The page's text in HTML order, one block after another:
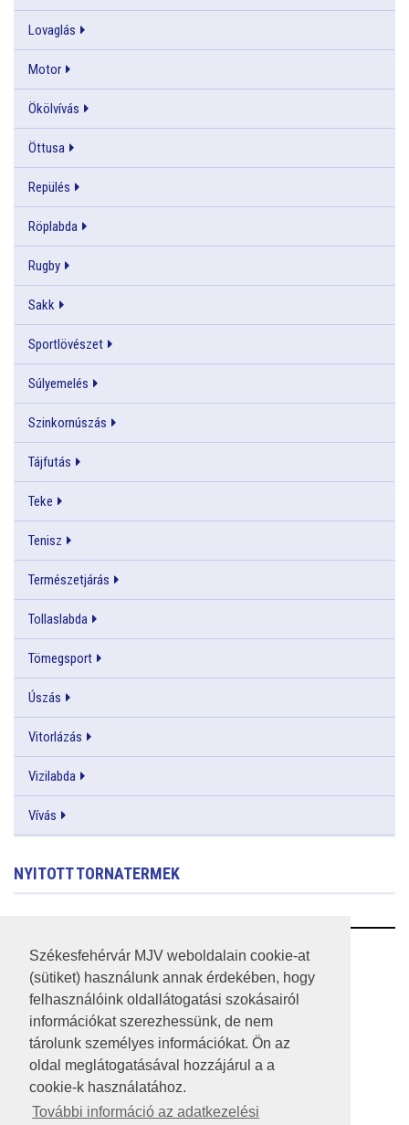
Székesfehérvár MJV weboldalain cookie-at
(sütiket) használunk annak érdekében, hogy
felhasználóink oldallátogatási szokásairól
információkat szerezhessünk, de nem
tárolunk személyes információkat. Ön az
oldal meglátogatásával hozzájárul a a
cookie-k használatához.
További információ az adatkezelési
Lovaglás
Motor
Ökölvívás
Öttusa
Repülés
Röplabda
Rugby
Sakk
Sportlövészet
Súlyemelés
Szinkornúszás
Tájfutás
Teke
Tenisz
Természetjárás
Tollaslabda
Tömegsport
Úszás
Vitorlázás
Vizilabda
Vívás
NYITOTT TORNATERMEK
RSS
A HONLAP 2017.03.31-I ÁLLAPOTA
JOGI NYILATKOZAT
IMPRESSZUM